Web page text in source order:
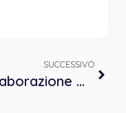
SUCCESSIVO
Collaborazione OPP – D.I.R.M.E.I.